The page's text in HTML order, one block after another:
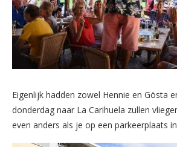
Eigenlijk hadden zowel Hennie en Gösta
donderdag naar La Carihuela zullen
even anders als je op een parkeerplaats